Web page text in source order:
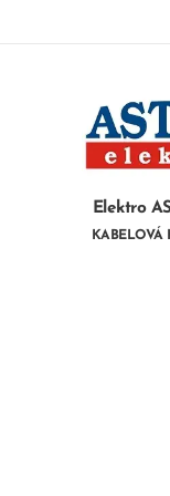
Elektro
KABELOVÁ